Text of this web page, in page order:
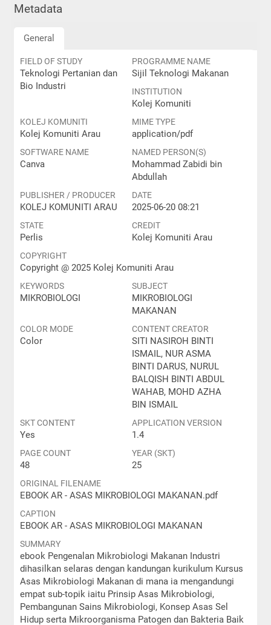
Metadata
General
FIELD OF STUDY
Teknologi Pertanian dan
Bio Industri
PROGRAMME NAME
Sijil Teknologi Makanan
INSTITUTION
Kolej Komuniti
KOLEJ KOMUNITI
Kolej Komuniti Arau
MIME TYPE
application/pdf
SOFTWARE NAME
Canva
NAMED PERSON(S)
Mohammad Zabidi bin
Abdullah
PUBLISHER / PRODUCER
KOLEJ KOMUNITI ARAU
DATE
2025-06-20 08:21
STATE
Perlis
CREDIT
Kolej Komuniti Arau
COPYRIGHT
Copyright @ 2025 Kolej Komuniti Arau
KEYWORDS
MIKROBIOLOGI
SUBJECT
MIKROBIOLOGI
MAKANAN
COLOR MODE
Color
CONTENT CREATOR
SITI NASIROH BINTI
ISMAIL, NUR ASMA
BINTI DARUS, NURUL
BALQISH BINTI ABDUL
WAHAB, MOHD AZHA
BIN ISMAIL
SKT CONTENT
Yes
APPLICATION VERSION
1.4
PAGE COUNT
48
YEAR (SKT)
25
ORIGINAL FILENAME
EBOOK AR - ASAS MIKROBIOLOGI MAKANAN.pdf
CAPTION
EBOOK AR - ASAS MIKROBIOLOGI MAKANAN
SUMMARY
ebook Pengenalan Mikrobiologi Makanan Industri
dihasilkan selaras dengan kandungan kurikulum Kursus
Asas Mikrobiologi Makanan di mana ia mengandungi
empat sub-topik iaitu Prinsip Asas Mikrobiologi,
Pembangunan Sains Mikrobiologi, Konsep Asas Sel
Hidup serta Mikroorganisma Patogen dan Bakteria Baik